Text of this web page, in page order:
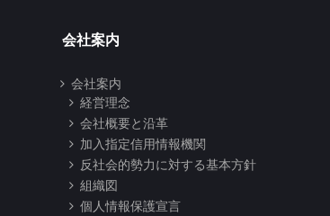
会社案内
会社案内
経営理念
会社概要と沿革
加入指定信用情報機関
反社会的勢力に対する基本方針
組織図
個人情報保護宣言